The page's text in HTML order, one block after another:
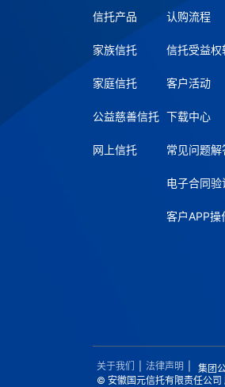
信托产品
家族信托
家庭信托
公益慈善信托
网上信托
认购流程
信托受益权
客户活动
下载中心
常见问题解
电子合同验
客户APP操
关于我们 法律声明
© 安徽国元信托有限责任公司